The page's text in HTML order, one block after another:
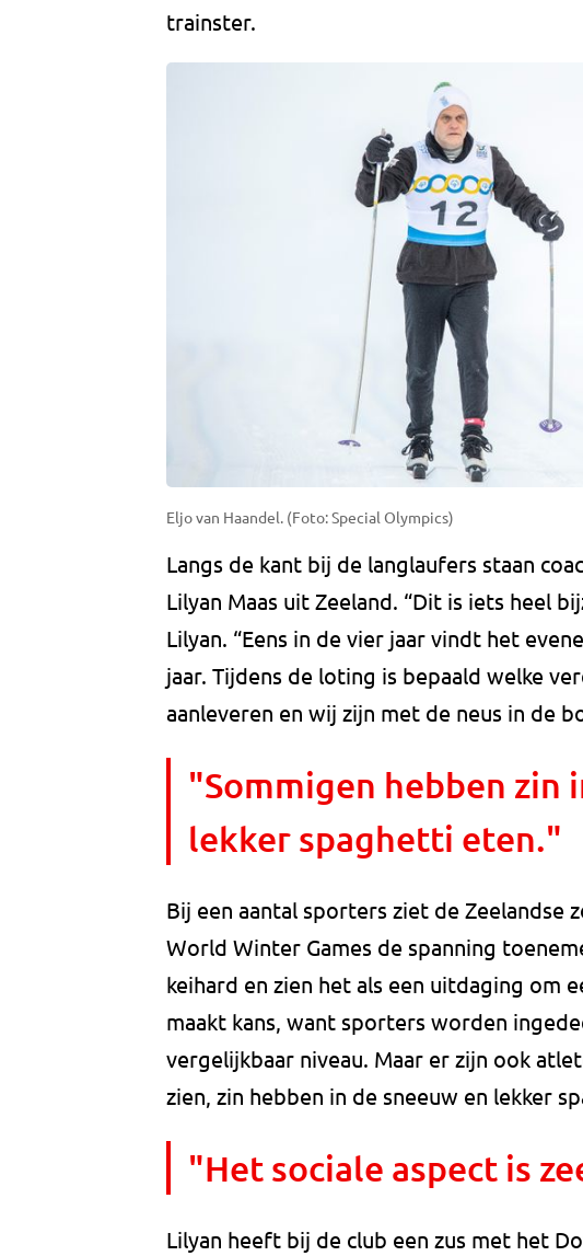
trainster.
Eljo van Haandel. (Foto: Special Olympics)
Langs de kant bij de langlaufers staan
Lilyan Maas uit Zeeland. “Dit is iets heel
Lilyan. “Eens in de vier jaar vindt het
jaar. Tijdens de loting is bepaald welke
aanleveren en wij zijn met de neus in de
"Sommigen hebben zin
lekker spaghetti eten."
Bij een aantal sporters ziet de Zeelandse
World Winter Games de spanning
keihard en zien het als een uitdaging om
maakt kans, want sporters worden
vergelijkbaar niveau. Maar er zijn ook
zien, zin hebben in de sneeuw en lekker
"Het sociale aspect is
Lilyan heeft bij de club een zus met het